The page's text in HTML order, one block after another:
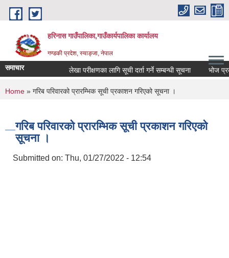
Skip to main content
हरिनास गाउँपालिका,गाउँकार्यपालिका कार्यालय
गण्डकी प्रदेश, स्याङ्जा, नेपाल
समाचार लेखा परीक्षणका लागि सूची दर्ता गर्ने सम्बन्धी सूचना भोज प्रकाश
You are here
Home » गरिब परिवारको प्रारम्भिक सूची प्रकाशन गरिएको सूचना ।
गरिब परिवारको प्रारम्भिक सूची प्रकाशन गरिएको
सूचना ।
Submitted on: Thu, 01/27/2022 - 12:54